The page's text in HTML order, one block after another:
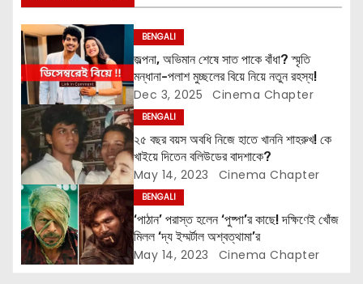
i
g
a
t
i
o
n
BENGALI
জল্পনা, অভিমান শেষে সাত পাকে বাঁধা? স্মৃতি
মন্ধানা-পলাশ মুচ্ছলের বিয়ে নিয়ে নতুন রহস্য!
Dec 3, 2025 Cinema Chapter
BENGALI
২৫ বছর বয়স অবধি নিজে হাতে খাননি শাহরুখ! কে
খাইয়ে দিতেন বলিউডের বাদশাকে?
May 14, 2023 Cinema Chapter
BENGALI
‘পাঠান’ পরাস্ত হলেন ‘পুষ্পা’র কাছে! দক্ষিণেই খোঁজ
মিলল ‘দ্য ইম্মর্টাল অশ্বত্থামা’র
May 14, 2023 Cinema Chapter